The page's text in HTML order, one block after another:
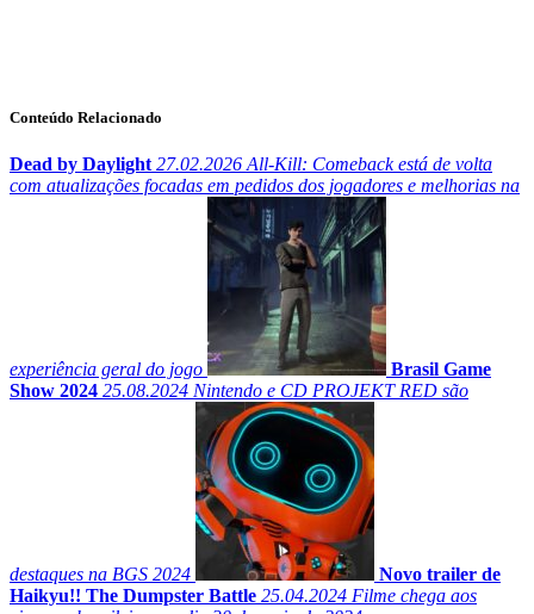
Conteúdo Relacionado
Dead by Daylight 27.02.2026All-Kill: Comeback está de volta
com atualizações focadas em pedidos dos jogadores e melhorias na
experiência geral do jogo
Brasil Game
Show 2024 25.08.2024 Nintendo e CD PROJEKT RED são
destaques na BGS 2024
Novo trailer de
Haikyu!! The Dumpster Battle 25.04.2024 Filme chega aos